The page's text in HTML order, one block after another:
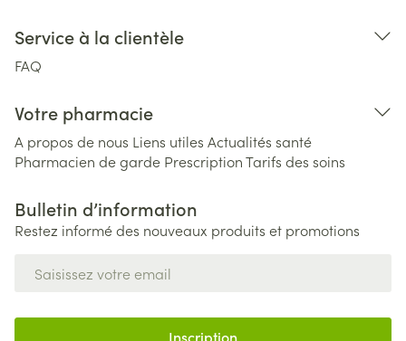
Service à la clientèle
FAQ
Votre pharmacie
A propos de nous Liens utiles Actualités santé
Pharmacien de garde PrescriptionTarifs des soins
Bulletin d’information
Restez informé des nouveaux produits et promotions
Inscription